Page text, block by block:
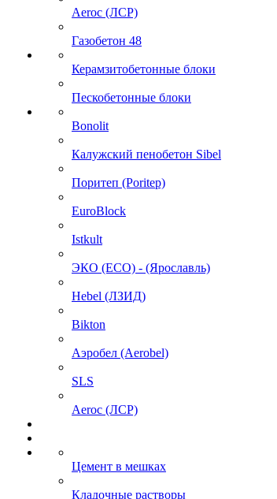
Aeroc (ЛСР)
Газобетон 48
Керамзитобетонные блоки
Пескобетонные блоки
Bonolit
Калужский пенобетон Sibel
Поритеп (Poritep)
EuroBlock
Istkult
ЭКО (ECO) - (Ярославль)
Hebel (ЛЗИД)
Bikton
Аэробел (Aerobel)
SLS
Aeroc (ЛСР)
Цемент в мешках
Кладочные растворы